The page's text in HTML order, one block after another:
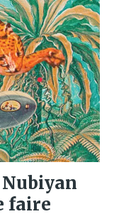
Nubiyan
faire